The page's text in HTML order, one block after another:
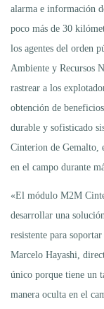
alarma e información
poco más de 30
los agentes del orden
Ambiente y Recursos
rastrear a los
obtención de
durable y sofisticado
Cinterion de Gemalto,
en el campo durante
«El módulo M2M
desarrollar una
resistente para
Marcelo Hayashi,
único porque tiene un
manera oculta en el